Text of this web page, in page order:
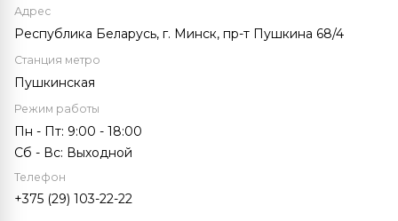
Адрес
Республика Беларусь, г. Минск, пр-т Пушкина 68/4
Станция метро
Пушкинская
Режим работы
Пн - Пт: 9:00 - 18:00
Cб - Вc: Выходной
Телефон
+375 (29) 103-22-22